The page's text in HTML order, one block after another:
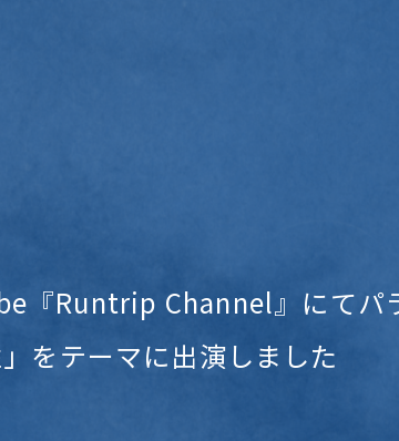
『Runtrip Channel』にてパ
をテーマに出演しました